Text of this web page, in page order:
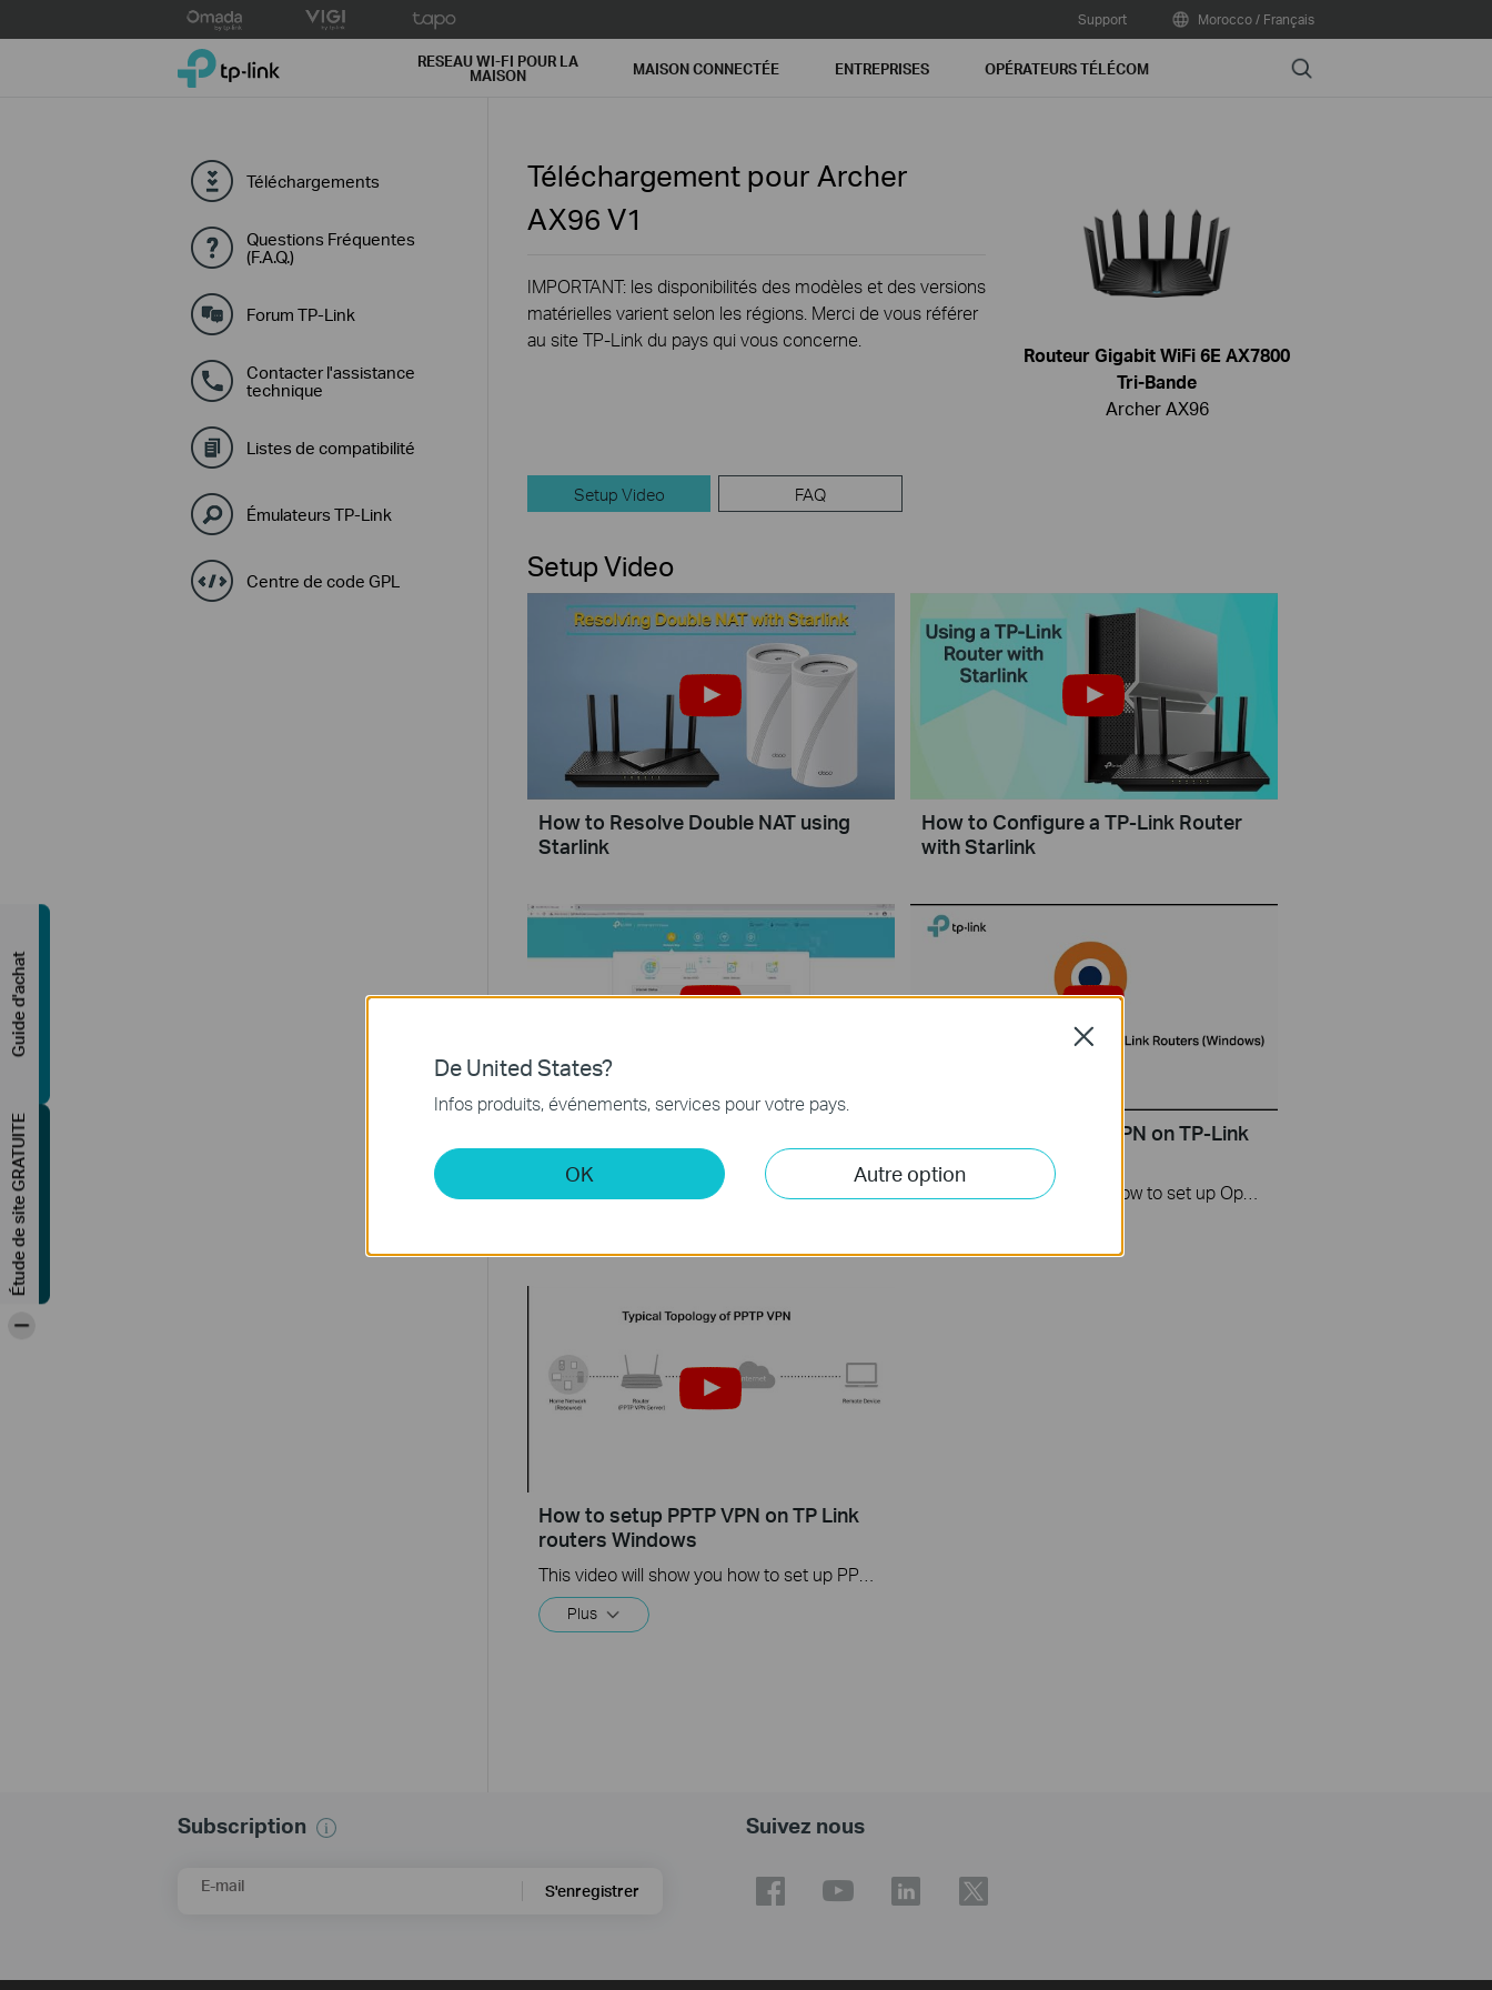
to
Support Morocco / Français
TP-Link, Reliably Smart RESEAU WI-FI POUR LA
MAISON MAISON CONNECTÉE ENTREPRISES OPÉRATEURS TÉLÉCOM Search
Téléchargements
Questions Fréquentes
(F.A.Q.)
Forum TP-Link
Contacter l'assistance
technique
Listes de compatibilité
Émulateurs TP-Link
Centre de code GPL
Téléchargement pour Archer
AX96 V1
IMPORTANT: les disponibilités des modèles et des versions
matérielles varient selon les régions. Merci de vous référer
au site TP-Link du pays qui vous concerne.
Routeur Gigabit WiFi 6E AX7800
Tri-Bande
Archer AX96
Setup Video FAQ
Setup Video
How to Resolve Double NAT using
Starlink
How to Configure a TP-Link Router
with Starlink
on TP-Link Routers Windows
How to Set up OpenVPN on TP-Link
Routers Windows
How to setup PPTP VPN on TP Link
routers Windows
Plus
Subscription
E-mail S'enregistrer
Suivez nous
De United States?
Infos produits, événements, services pour votre pays.
OK Autre option
Close
Guide d'achat
Étude de site GRATUITE
-